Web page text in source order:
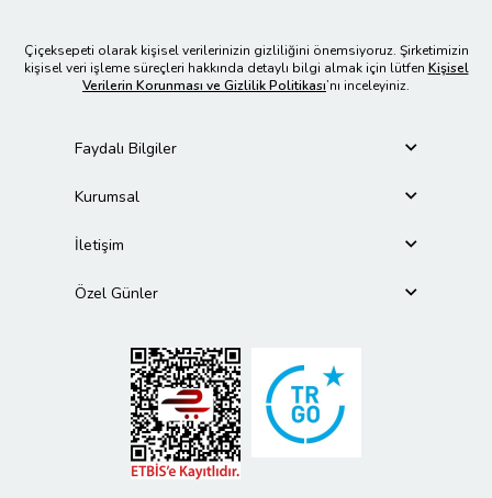
Çiçeksepeti olarak kişisel verilerinizin gizliliğini önemsiyoruz. Şirketimizin
kişisel veri işleme süreçleri hakkında detaylı bilgi almak için lütfen Kişisel
Verilerin Korunması ve Gizlilik Politikası’nı inceleyiniz.
Faydalı Bilgiler
Kurumsal
İletişim
Özel Günler